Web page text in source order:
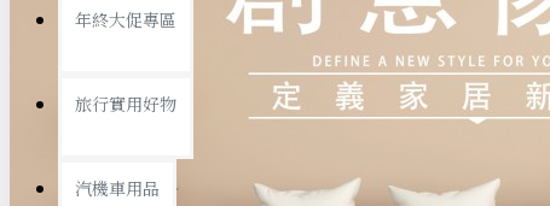
查看更多
年終大促專區
旅行實用好物
汽機車用品